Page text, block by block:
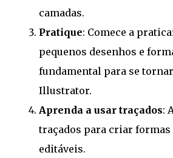
camadas.
Pratique: Comece a
pequenos desenhos e
fundamental para se
Illustrator.
Aprenda a usar traçados:
traçados para criar formas
editáveis.